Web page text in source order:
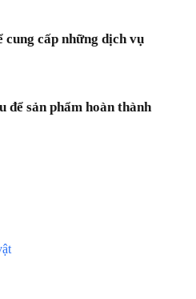
cung cấp những dịch vụ
để sản phẩm hoàn thành